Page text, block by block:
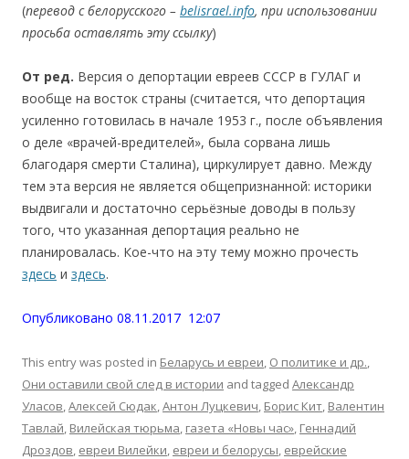
(перевод с белорусского – belisrael.info, при использовании
просьба оставлять эту ссылку)
От ред. Версия о депортации евреев СССР в ГУЛАГ и
вообще на восток страны (считается, что депортация
усиленно готовилась в начале 1953 г., после объявления
о деле «врачей-вредителей», была сорвана лишь
благодаря смерти Сталина), циркулирует давно. Между
тем эта версия не является общепризнанной: историки
выдвигали и достаточно серьёзные доводы в пользу
того, что указанная депортация реально не
планировалась. Кое-что на эту тему можно прочесть
здесь и здесь.
Опубликовано 08.11.2017 12:07
This entry was posted in Беларусь и евреи, О политике и др.,
Они оставили свой след в истории and tagged Александр
Уласов,Алексей Сюдак,Антон Луцкевич, Борис Кит, Валентин
Тавлай, Вилейская тюрьма, газета «Новы час», Геннадий
Дроздов, евреи Вилейки, евреи и белорусы, еврейские